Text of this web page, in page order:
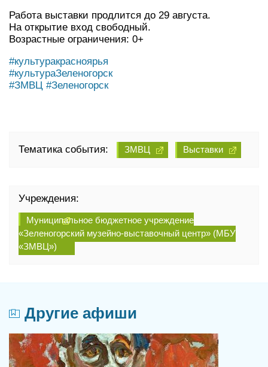
Работа выставки продлится до 29 августа.
На открытие вход свободный.
Возрастные ограничения: 0+
#культуракрасноярья
#культураЗеленогорск
#ЗМВЦ #Зеленогорск
Тематика события: ЗМВЦ Выставки
Учреждения:
Муниципальное бюджетное учреждение
«Зеленогорский музейно-выставочный центр» (МБУ
«ЗМВЦ»)
Другие афиши